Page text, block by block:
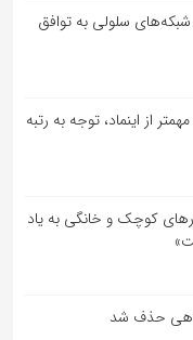
سلولی به توافق
از اینماد، توجه به رتبه
کوچک و خانگی به یاد
حذف شد